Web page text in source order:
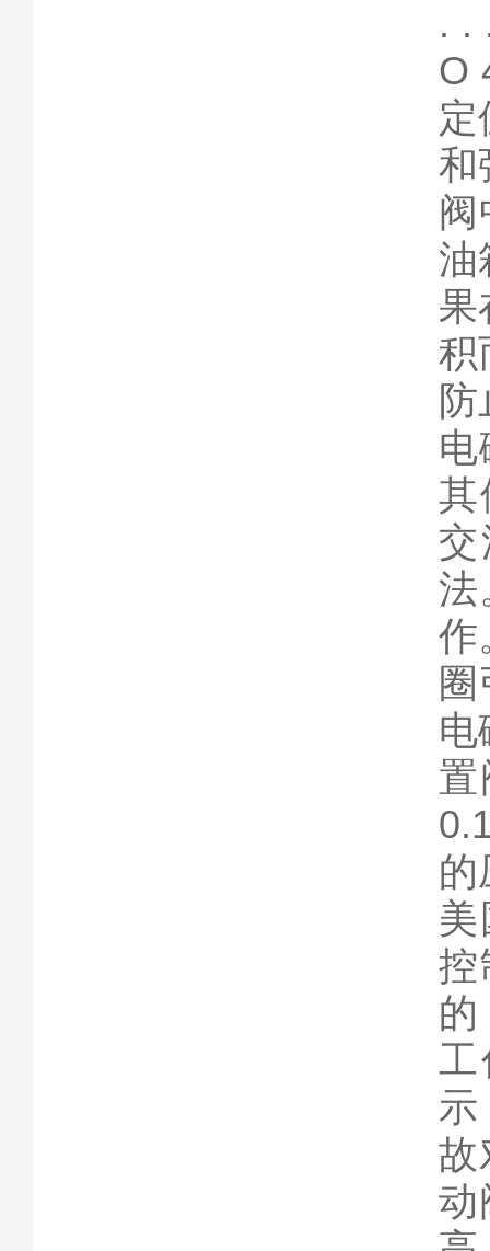
. .
O
和
阀
油
果
积
其
法
作
圈
电
置
的
控
的
工
示
故
动